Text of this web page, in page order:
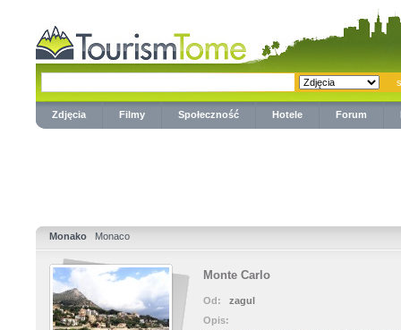
Zdjęcia Filmy Społeczność Hotele Forum
Monako Monaco
Monte Carlo
Od:
zagul
Opis: